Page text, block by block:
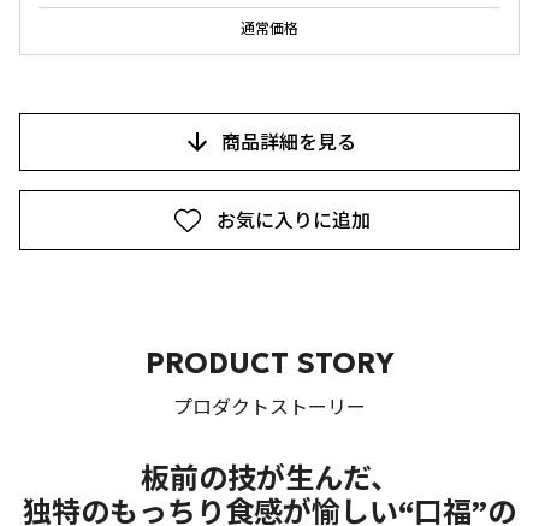
通常価格
お気に入りに追加
商品詳細を見る
PRODUCT STORY
プロダクトストーリー
板前の技が生んだ、
独特のもっちり食感が愉しい“口福”の